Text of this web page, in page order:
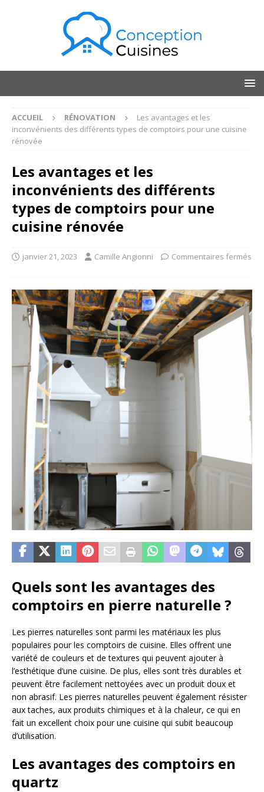
ACCUEIL RÉNOVATION
Les avantages et les
inconvénients des différents types de comptoirs pour une cuisine
rénovée
Les avantages et les
inconvénients des différents
types de comptoirs pour une
cuisine rénovée
janvier 21, 2023 Camille Angionni Commentaires fermés
Quels sont les avantages des
comptoirs en pierre naturelle ?
Les pierres naturelles sont parmi les matériaux les plus
populaires pour les comptoirs de cuisine. Elles offrent une
variété de couleurs et de textures qui peuvent ajouter à
l’esthétique d’une cuisine. De plus, elles sont très durables et
peuvent être facilement nettoyées avec un produit doux et
non abrasif. Les pierres naturelles peuvent également résister
aux taches, aux produits chimiques et à la chaleur, ce qui en
fait un excellent choix pour une cuisine qui subit beaucoup
d’utilisation.
Les avantages des comptoirs en
quartz